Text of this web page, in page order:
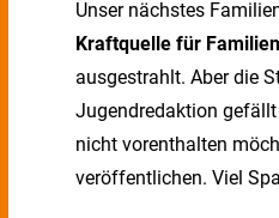
Unser nächstes
Kraftquelle für
ausgestrahlt. Aber die
Jugendredaktion
nicht vorenthalten
veröffentlichen. Viel